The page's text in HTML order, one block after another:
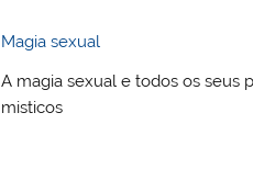
Magia sexual
A magia sexual e todos os seus
misticos